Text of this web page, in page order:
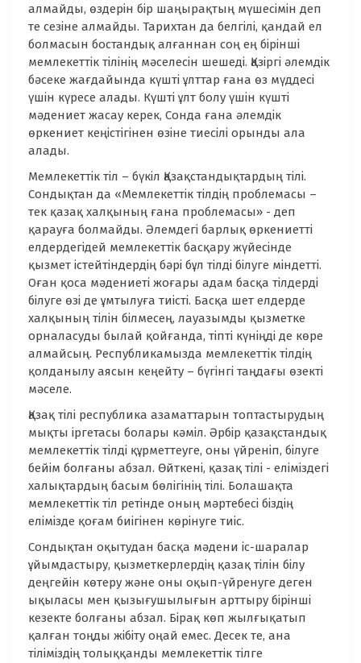
алмайды, өздерін бір шаңырақтың мүшесімін деп
те сезіне алмайды. Тарихтан да белгілі, қандай ел
болмасын бостандық алғаннан соң ең бірінші
мемлекеттік тілінің мәселесін шешеді. Қазіргі әлемдік
бәсеке жағдайында күшті ұлттар ғана өз мүддесі
үшін күресе алады. Күшті ұлт болу үшін күшті
мәдениет жасау керек, Сонда ғана әлемдік
өркениет кеңістігінен өзіне тиесілі орынды ала
алады.
Мемлекеттік тіл – бүкіл Қазақстандықтардың тілі.
Сондықтан да «Мемлекеттік тілдің проблемасы –
тек қазақ халқының ғана проблемасы» - деп
қарауға болмайды. Әлемдегі барлық өркениетті
елдердегідей мемлекеттік басқару жүйесінде
қызмет істейтіндердің бәрі бұл тілді білуге міндетті.
Оған қоса мәдениеті жоғары адам басқа тілдерді
білуге өзі де ұмтылуға тиісті. Басқа шет елдерде
халқының тілін білмесең, лауазымды қызметке
орналасуды былай қойғанда, тіпті күніңді де көре
алмайсың. Республикамызда мемлекеттік тілдің
қолданылу аясын кеңейту – бүгінгі таңдағы өзекті
мәселе.
Қазақ тілі республика азаматтарын топтастырудың
мықты іргетасы болары кәміл. Әрбір қазақстандық
мемлекеттік тілді құрметтеуге, оны үйреніп, білуге
бейім болғаны абзал. Өйткені, қазақ тілі - еліміздегі
халықтардың басым бөлігінің тілі. Болашақта
мемлекеттік тіл ретінде оның мәртебесі біздің
елімізде қоғам биігінен көрінуге тиіс.
Сондықтан оқытудан басқа мәдени іс-шаралар
ұйымдастыру, қызметкерлердің қазақ тілін білу
деңгейін көтеру және оны оқып-үйренуге деген
ықыласы мен қызығушылығын арттыру бірінші
кезекте болғаны абзал. Бірақ көп жылғықатып
қалған тоңды жібіту оңай емес. Десек те, ана
тіліміздің толыққанды мемлекеттік тілге